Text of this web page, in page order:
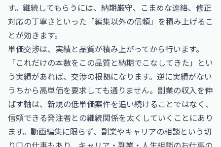
す。継続してもらうには、納期厳守、こまめな連絡、修正
対応の丁寧さといった「編集以外の信頼」を積み上げるこ
とが効きます。
単価交渉は、実績と品質が積み上がってから行います。
「これだけの本数をこの品質と納期でこなしてきた」とい
う実績があれば、交渉の根拠になります。逆に実績がない
うちから高単価を要求しても通りません。副業の収入を伸
ばす軸は、新規の低単価案件を追い続けることではなく、
信頼できる発注者との継続関係を太くしていくことにあり
ます。動画編集に限らず、副業やキャリアの相談という切